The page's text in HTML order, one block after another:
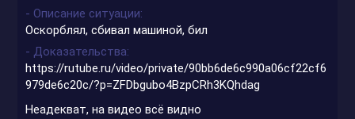
- Описание ситуации
Оскорблял, сбивал машиной, бил
- Доказательства
https://rutube.ru/video/private/90bb6de6c990a06cf22cf6
979de6c20c/?p=ZFDbgubo4BzpCRh3KQhdag
Неадекват, на видео всё видно